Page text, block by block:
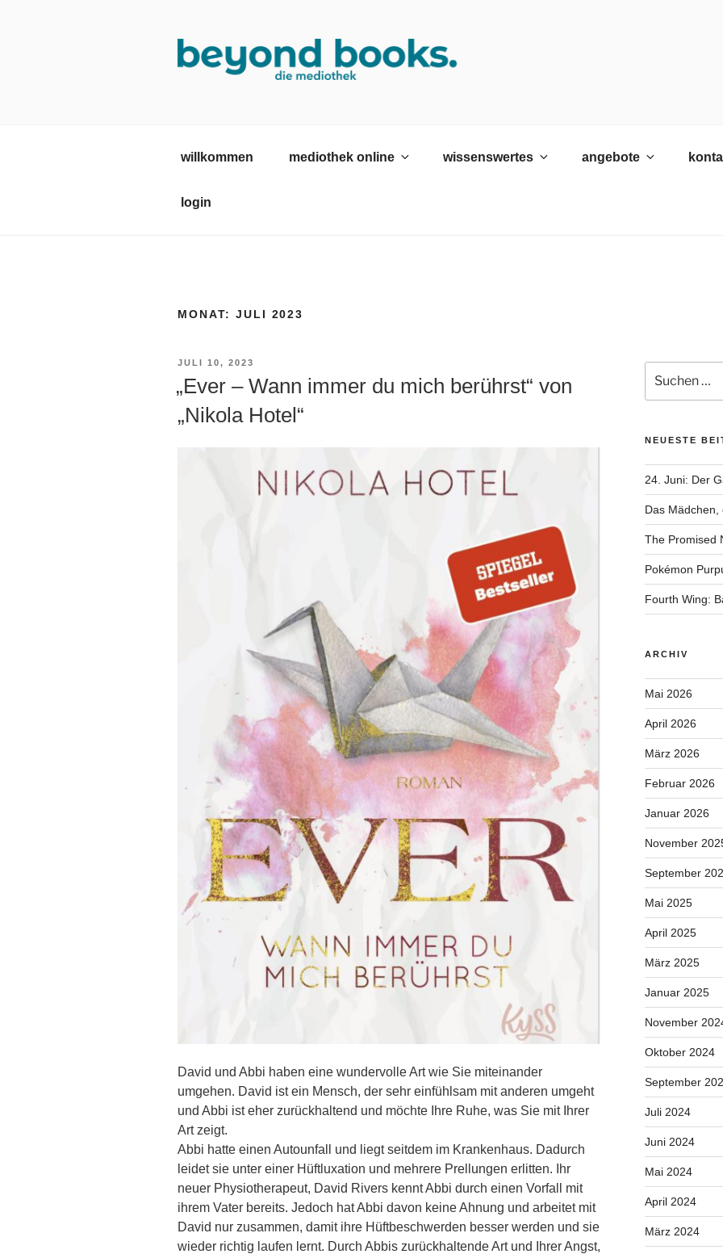
willkommen mediothek online wissenswertes angebote
login
MONAT: JULI 2023
VERÖFFENTLICHT
JULI 10, 2023
„Ever – Wann immer du mich berührst“ von
„Nikola Hotel“
David und Abbi haben eine wundervolle Art wie Sie miteinander
umgehen. David ist ein Mensch, der sehr einfühlsam mit anderen umgeht
und Abbi ist eher zurückhaltend und möchte Ihre Ruhe, was Sie mit Ihrer
Art zeigt.
Abbi hatte einen Autounfall und liegt seitdem im Krankenhaus. Dadurch
leidet sie unter einer Hüftluxation und mehrere Prellungen erlitten. Ihr
neuer Physiotherapeut, David Rivers kennt Abbi durch einen Vorfall mit
ihrem Vater bereits. Jedoch hat Abbi davon keine Ahnung und arbeitet mit
David nur zusammen, damit ihre Hüftbeschwerden besser werden und sie
wieder richtig laufen lernt. Durch Abbis zurückhaltende Art und Ihrer Angst,
nach:
NEUESTE
24. Juni: Der
Das
The Promised
Pokémon
Fourth Wing:
ARCHIV
Mai 2026
April 2026
März 2026
Februar 2026
Januar 2026
November
September
Mai 2025
April 2025
März 2025
Januar 2025
November
Oktober 2024
September
Juli 2024
Juni 2024
Mai 2024
April 2024
März 2024